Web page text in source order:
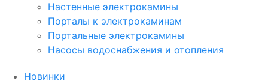
Настенные электрокамины
Порталы к электрокаминам
Портальные электрокамины
Насосы водоснабжения и отопления
Новинки